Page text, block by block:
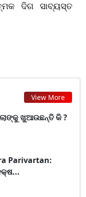
ଦିଗ ସାବ୍ୟସ୍ତ
View More
ଖୁଆଉଛନ୍ତି କି ?
Parivartan: